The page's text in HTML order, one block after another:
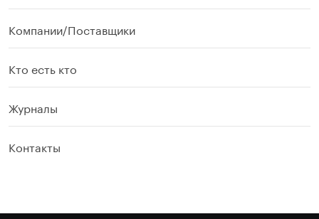
Компании/Поставщики
Кто есть кто
Журналы
Контакты